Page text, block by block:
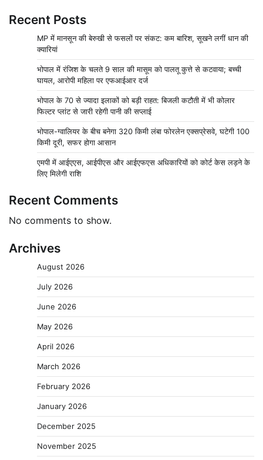
Recent Posts
MP में मानसून की बेरुखी से फसलों पर संकट: कम बारिश, सूखने लगीं धान की
क्यारियां
भोपाल में रंजिश के चलते 9 साल की मासूम को पालतू कुत्ते से कटवाया; बच्ची
घायल, आरोपी महिला पर एफआईआर दर्ज
भोपाल के 70 से ज्यादा इलाकों को बड़ी राहत: बिजली कटौती में भी कोलार
फिल्टर प्लांट से जारी रहेगी पानी की सप्लाई
भोपाल-ग्वालियर के बीच बनेगा 320 किमी लंबा फोरलेन एक्सप्रेसवे, घटेगी 100
किमी दूरी, सफर होगा आसान
एमपी में आईएएस, आईपीएस और आईएफएस अधिकारियों को कोर्ट केस लड़ने के
लिए मिलेगी राशि
Recent Comments
No comments to show.
Archives
August 2026
July 2026
June 2026
May 2026
April 2026
March 2026
February 2026
January 2026
December 2025
November 2025